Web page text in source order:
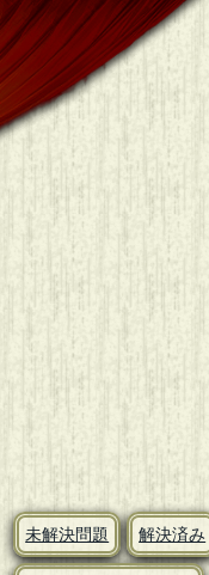
未解決問題 解決済み